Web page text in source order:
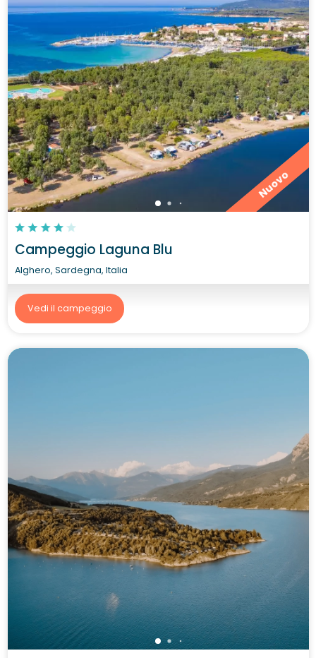
Nuovo
Campeggio Laguna Blu
Alghero, Sardegna, Italia
Vedi il campeggio